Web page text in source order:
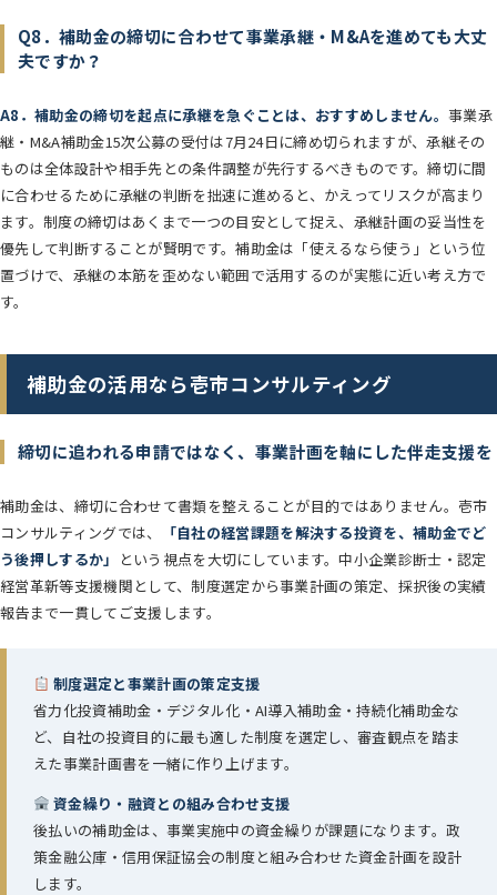
Q8．補助金の締切に合わせて事業承継・M&Aを進めても大丈
夫ですか？
A8．補助金の締切を起点に承継を急ぐことは、おすすめしません。事業承
継・M&A補助金15次公募の受付は7月24日に締め切られますが、承継その
ものは全体設計や相手先との条件調整が先行するべきものです。締切に間
に合わせるために承継の判断を拙速に進めると、かえってリスクが高まり
ます。制度の締切はあくまで一つの目安として捉え、承継計画の妥当性を
優先して判断することが賢明です。補助金は「使えるなら使う」という位
置づけで、承継の本筋を歪めない範囲で活用するのが実態に近い考え方で
す。
補助金の活用なら壱市コンサルティング
締切に追われる申請ではなく、事業計画を軸にした伴走支援を
補助金は、締切に合わせて書類を整えることが目的ではありません。壱市
コンサルティングでは、
「自社の経営課題を解決する投資を、補助金でど
う後押しするか」
という視点を大切にしています。中小企業診断士・認定
経営革新等支援機関として、制度選定から事業計画の策定、採択後の実績
報告まで一貫してご支援します。
制度選定と事業計画の策定支援
省力化投資補助金・デジタル化・AI導入補助金・持続化補助金な
ど、自社の投資目的に最も適した制度を選定し、審査観点を踏ま
えた事業計画書を一緒に作り上げます。
資金繰り・融資との組み合わせ支援
後払いの補助金は、事業実施中の資金繰りが課題になります。政
策金融公庫・信用保証協会の制度と組み合わせた資金計画を設計
します。